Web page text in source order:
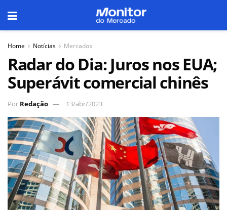
Home Notícias Mercados
Radar do Dia: Juros nos EUA;
Superávit comercial chinês
Por Redação 13/abr/2023